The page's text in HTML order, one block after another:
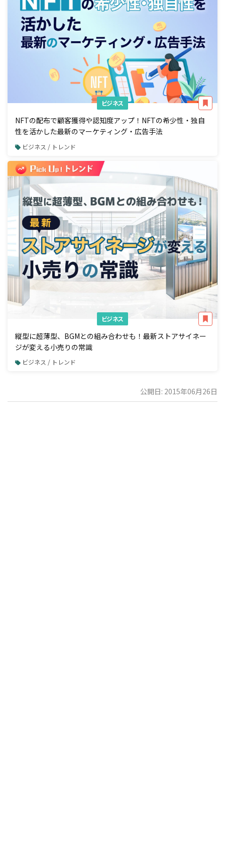
ビジネス
NFTの配布で顧客獲得や認知度アップ！NFTの希少性・独自
性を活かした最新のマーケティング・広告手法
ビジネス / トレンド
ビジネス
縦型に超薄型、BGMとの組み合わせも！最新ストアサイネー
ジが変える小売りの常識
ビジネス / トレンド
公開日: 2015年06月26日